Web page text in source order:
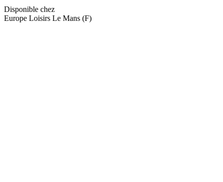
Disponible chez
Europe Loisirs Le Mans (F)